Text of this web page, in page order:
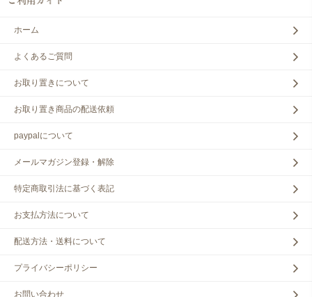
ホーム
よくあるご質問
お取り置きについて
お取り置き商品の配送依頼
paypalについて
メールマガジン登録・解除
特定商取引法に基づく表記
お支払方法について
配送方法・送料について
プライバシーポリシー
お問い合わせ